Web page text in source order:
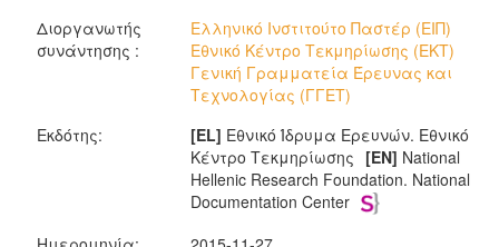
Διοργανωτής
συνάντησης :
Ελληνικό Ινστιτούτο Παστέρ (ΕΙΠ)
Εθνικό Κέντρο Τεκμηρίωσης (ΕΚΤ)
Γενική Γραμματεία Έρευνας και
Τεχνολογίας (ΓΓΕΤ)
Εκδότης:
[EL] Εθνικό Ίδρυμα Ερευνών. Εθνικό
Κέντρο Τεκμηρίωσης [EN] National
Hellenic Research Foundation. National
Documentation Center